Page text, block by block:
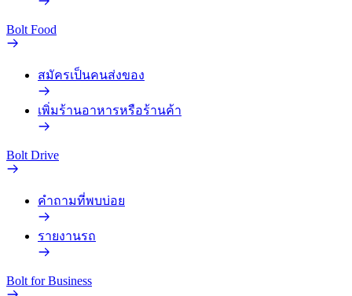
Bolt Food
สมัครเป็นคนส่งของ
เพิ่มร้านอาหารหรือร้านค้า
Bolt Drive
คำถามที่พบบ่อย
รายงานรถ
Bolt for Business